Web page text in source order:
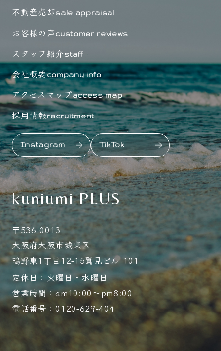
不動産売却sale appraisal
お客様の声customer reviews
スタッフ紹介staff
会社概要company info
アクセスマップaccess map
採用情報recruitment
Instagram TikTok
kuniumi PLUS
〒536-0013
大阪府大阪市城東区
鴫野東1丁目12-15鷲見ビル 101
定休日：火曜日・水曜日
営業時間：am10:00～pm8:00
電話番号：0120-629-404